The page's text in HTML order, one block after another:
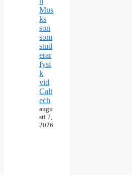
Mus
ks
son
som
stud
erar
fysi
k
vid
Calt
ech
augu
sti 7,
2026